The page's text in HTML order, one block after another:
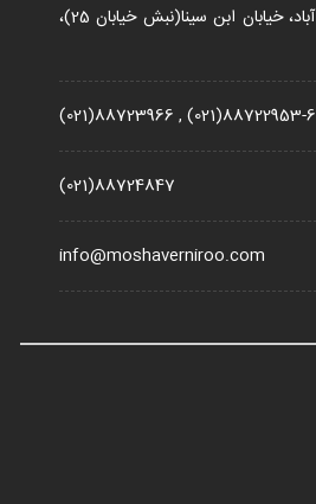
آدرس : تهران، یوسف آباد، خیابان ابن سینا(نبش خیابان 25)،
(021)88723966 , (021)88722953-6
(021)88724847
info@moshaverniroo.com